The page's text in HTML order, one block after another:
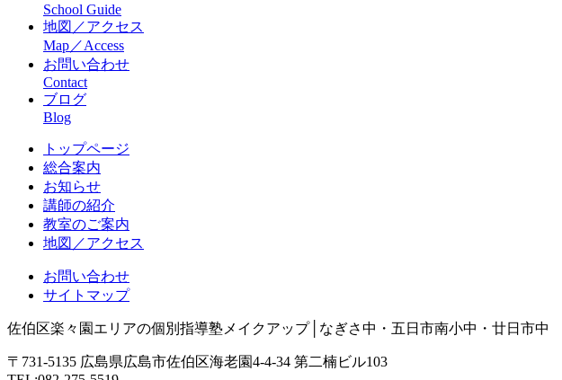
School Guide
地図／アクセス
Map／Access
お問い合わせ
Contact
ブログ
Blog
トップページ
総合案内
お知らせ
講師の紹介
教室のご案内
地図／アクセス
お問い合わせ
サイトマップ
佐伯区楽々園エリアの個別指導塾メイクアップ│なぎさ中・五日市南小中・廿日市中
〒731-5135 広島県広島市佐伯区海老園4-4-34 第二楠ビル103